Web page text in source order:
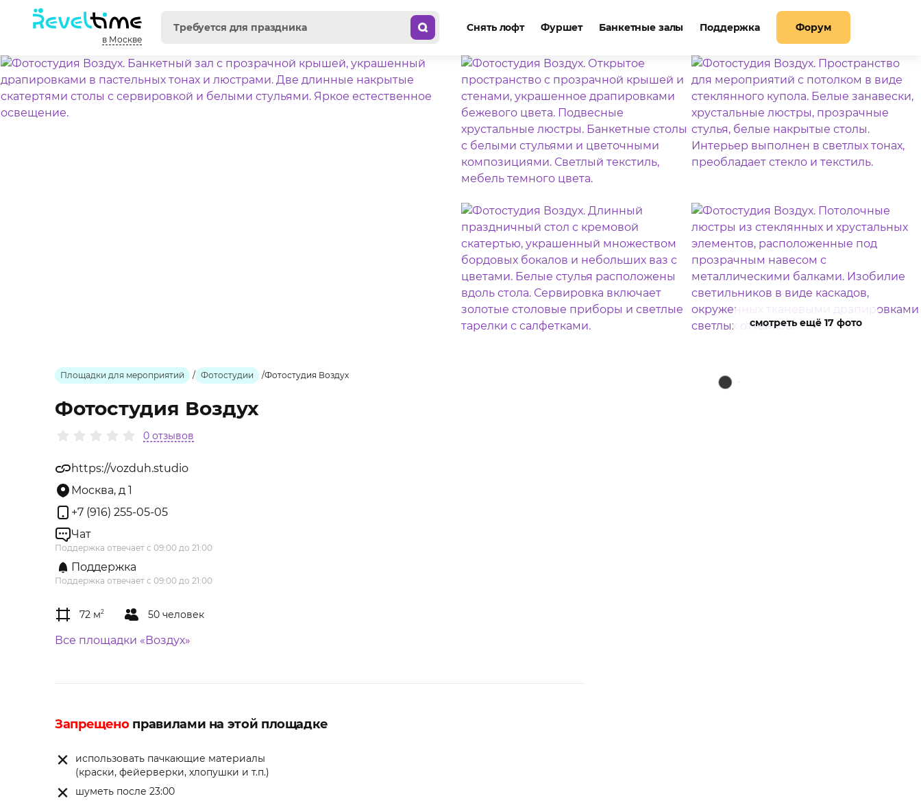
в Москве
Снять лофт Фуршет Банкетные залы Поддержка Форум
смотреть ещё 17 фото
Площадки для мероприятий / Фотостудии /Фотостудия Воздух
Фотостудия Воздух
0 отзывов
https://vozduh.studio
Москва, д 1
+7 (916) 255-05-05
Чат
Поддержка отвечает с 09:00 до 21:00
Поддержка
Поддержка отвечает с 09:00 до 21:00
72 м2 50 человек
Все площадки «Воздух»
Запрещеноправилами на этой площадке
использовать пачкающие материалы
(краски, фейерверки, хлопушки и т.п.)
шуметь после 23:00